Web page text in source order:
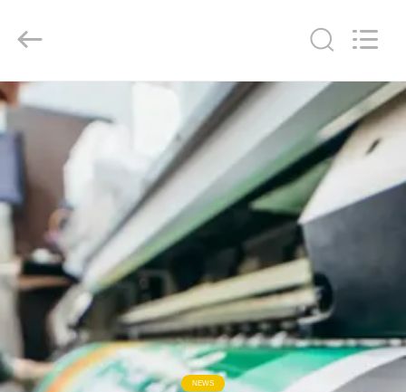
ДОМ
ПРОДУКТЫ
О
НАС
ПУТЕШЕСТВИЕ
ФАБРИКИ
ПРОВЕРКА
Co.,Ltd.
NEWS